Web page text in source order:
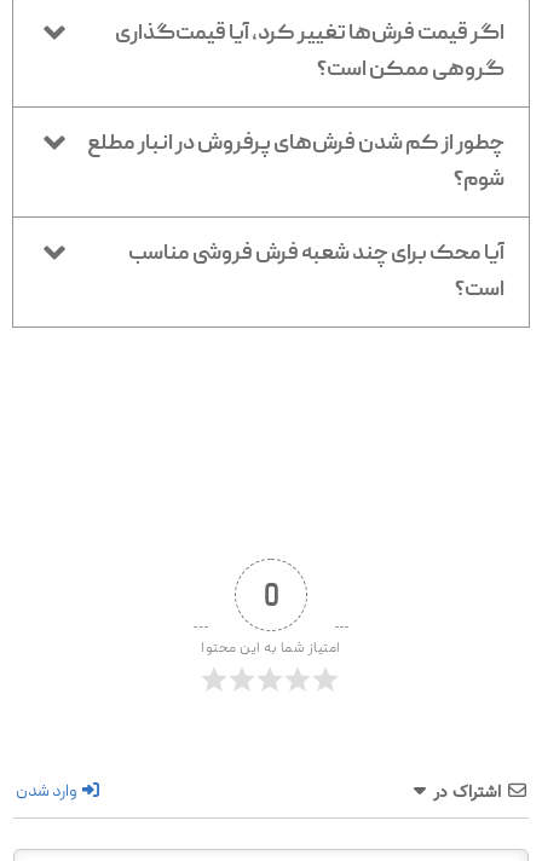
اگر قیمت فرش‌ها تغییر کرد، آیا قیمت‌گذاری
گروهی ممکن است؟
چطور از کم شدن فرش‌های پرفروش در انبار مطلع
شوم؟
آیا محک برای چند شعبه فرش فروشی مناسب
است؟
0
امتیاز شما به این محتوا
اشتراک در وارد شدن